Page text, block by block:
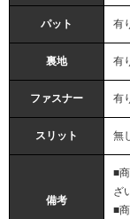
パット 有
裏地 有
ファスナー 有
スリット 無
備考
■
ざ
■